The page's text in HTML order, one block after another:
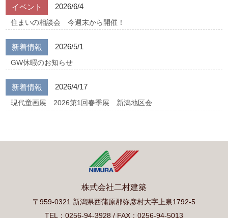
イベント 2026/6/4
住まいの相談会 今週末から開催！
新着情報 2026/5/1
GW休暇のお知らせ
新着情報 2026/4/17
現代童画展 2026第1回春季展 新潟地区会
株式会社二村建築
〒959-0321 新潟県西蒲原郡弥彦村大字上泉1792-5
TEL：0256-94-3928 / FAX：0256-94-5013